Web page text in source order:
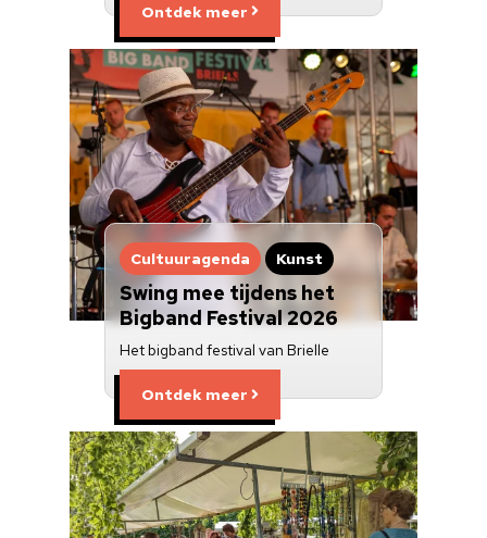
Ontdek meer
Cultuuragenda Kunst
Swing mee tijdens het
Bigband Festival 2026
Het bigband festival van Brielle
Ontdek meer